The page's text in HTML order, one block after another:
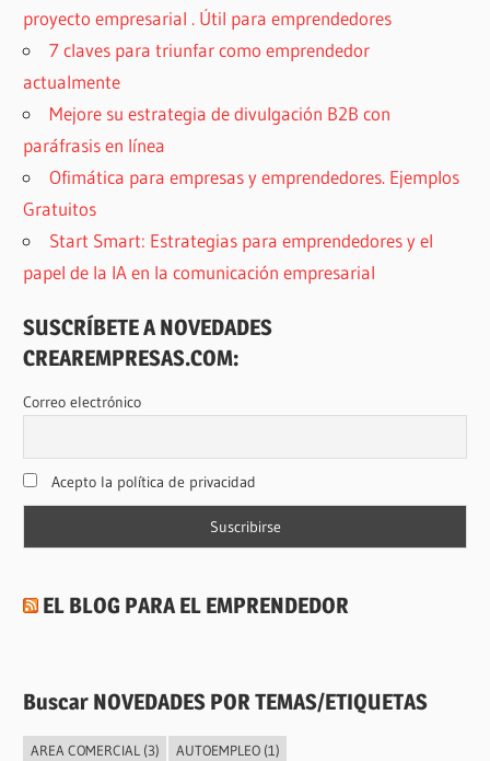
proyecto empresarial . Útil para emprendedores
7 claves para triunfar como emprendedor
actualmente
Mejore su estrategia de divulgación B2B con
paráfrasis en línea
Ofimática para empresas y emprendedores. Ejemplos
Gratuitos
Start Smart: Estrategias para emprendedores y el
papel de la IA en la comunicación empresarial
SUSCRÍBETE A NOVEDADES
CREAREMPRESAS.COM:
Correo electrónico
Acepto la política de privacidad
EL BLOG PARA EL EMPRENDEDOR
Buscar NOVEDADES POR TEMAS/ETIQUETAS
AREA COMERCIAL(3) AUTOEMPLEO(1)